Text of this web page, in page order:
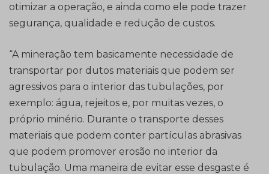
otimizar a operação, e ainda como ele pode trazer
segurança, qualidade e redução de custos.
“A mineração tem basicamente necessidade de
transportar por dutos materiais que podem ser
agressivos para o interior das tubulações, por
exemplo: água, rejeitos e, por muitas vezes, o
próprio minério. Durante o transporte desses
materiais que podem conter partículas abrasivas
que podem promover erosão no interior da
tubulação. Uma maneira de evitar esse desgaste é